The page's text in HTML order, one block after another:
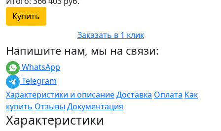
Купить
Заказать в 1 клик
Напишите нам, мы на связи:
WhatsApp
Telegram
Характеристики и описаниеДоставка Оплата Как
купить Отзывы Документация
Характеристики